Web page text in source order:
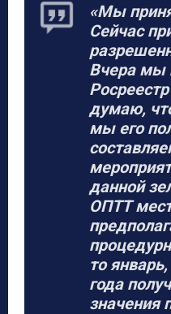
«Мы
Сейчас
Вчера мы
думаю,
мы его
данной
ОПТТ
то
года
значения